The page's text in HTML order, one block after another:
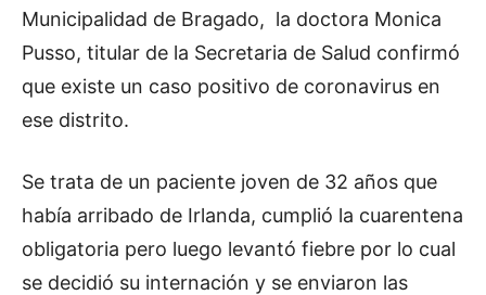
Municipalidad de Bragado, la doctora Monica
Pusso, titular de la Secretaria de Salud confirmó
que existe un caso positivo de coronavirus en
ese distrito.
Se trata de un paciente joven de 32 años que
había arribado de Irlanda, cumplió la cuarentena
obligatoria pero luego levantó fiebre por lo cual
se decidió su internación y se enviaron las